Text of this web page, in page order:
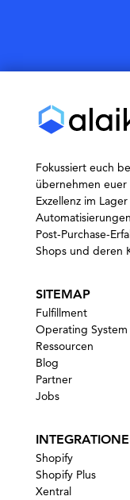
Fokussiert euch
übernehmen
Exzellenz im
Post-Purchase-
Shops und deren
SITEMAP
Fulfillment
Operating System
Ressourcen
Blog
Partner
Jobs
Shopify
Shopify Plus
Xentral